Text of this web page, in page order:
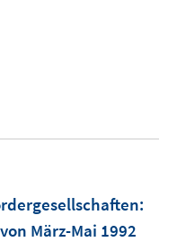
:
März-Mai 1992